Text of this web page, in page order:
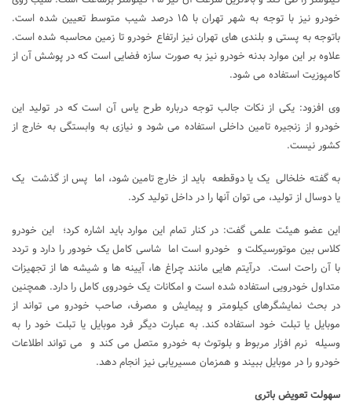
خودرو نیز با توجه به شهر تهران با ۱۵ درصد شیب متوسط تعیین شده است.
باتوجه به پستی و بلندی های تهران نیز ارتفاع خودرو تا زمین محاسبه شده است.
علاوه بر این موارد بدنه خودرو نیز به صورت سازه فضایی است که در پوشش آن از
کامپوزیت استفاده می شود.
وی افزود: یکی از نکات جالب توجه درباره طرح یاس آن است که در تولید این
خودرو از زنجیره تامین داخلی استفاده می شود و نیازی به وابستگی به خارج از
کشور نیست.
به گفته خلخالی یک یا دوقطعه باید از خارج تامین شود، اما پس از گذشت یک
یا دوسال از تولید، می توان آنها را در داخل تولید کرد.
این عضو هیئت علمی گفت: در کنار تمام این موارد باید اشاره کرد؛ این خودرو
کلاس بین موتورسیکلت و خودرو است اما شاسی کامل یک خودور را دارد و تردد
با آن راحت است. درآیتم هایی مانند چراغ ها، آیینه ها و شیشه ها از تجهیزات
متداول خودرویی استفاده شده است و امکانات یک خودروی کامل را دارد. همچنین
در بحث نمایشگرهای کیلومتر و پیمایش و مصرف، صاحب خودرو می تواند از
موبایل یا تبلت خود استفاده کند. به عبارت دیگر فرد موبایل یا تبلت خود را به
وسیله نرم افزار مربوط و بلوتوث به خودرو متصل می کند و می تواند اطلاعات
خودرو را در موبایل ببیند و همزمان مسیریابی نیز انجام دهد.
سهولت تعویض باتری